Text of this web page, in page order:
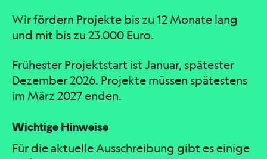
Wir fördern Projekte bis zu 12 Monate lang
und mit bis zu 23.000 Euro.
Frühester Projektstart ist Januar, spätester
Dezember 2026. Projekte müssen spätestens
im März 2027 enden.
Wichtige Hinweise
Für die aktuelle Ausschreibung gibt es einige